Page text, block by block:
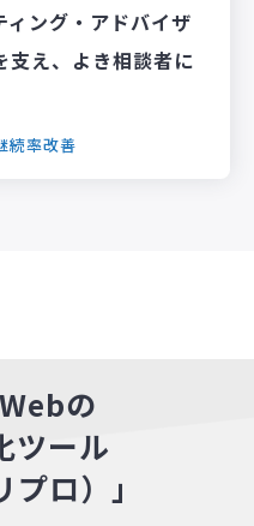
ング・アドバイザ
支え、よき相談者に
続率改善
の
ツール
ロ）」